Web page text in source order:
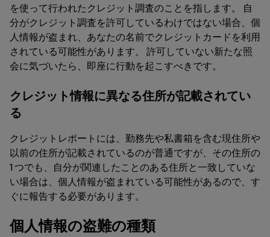
を使って行われたクレジット調査のことを指します。 自
分がクレジット調査を許可しているわけではない場合、個
人情報が盗まれ、あなたの名前でクレジットカードを利用
されている可能性があります。 許可していない新たな照
会に気づいたら、即座に行動を起こすべきです。
クレジット情報に異なる住所が記載されてい
る
クレジットレポートには、勤務先や私書箱を含む現住所や
以前の住所が記載されているのが普通ですが、その住所の
1 つでも、自分が関連したことのある住所と一致していな
い場合は、個人情報が盗まれている可能性があるので、す
ぐに報告する必要があります。
個人情報の盗難の種類